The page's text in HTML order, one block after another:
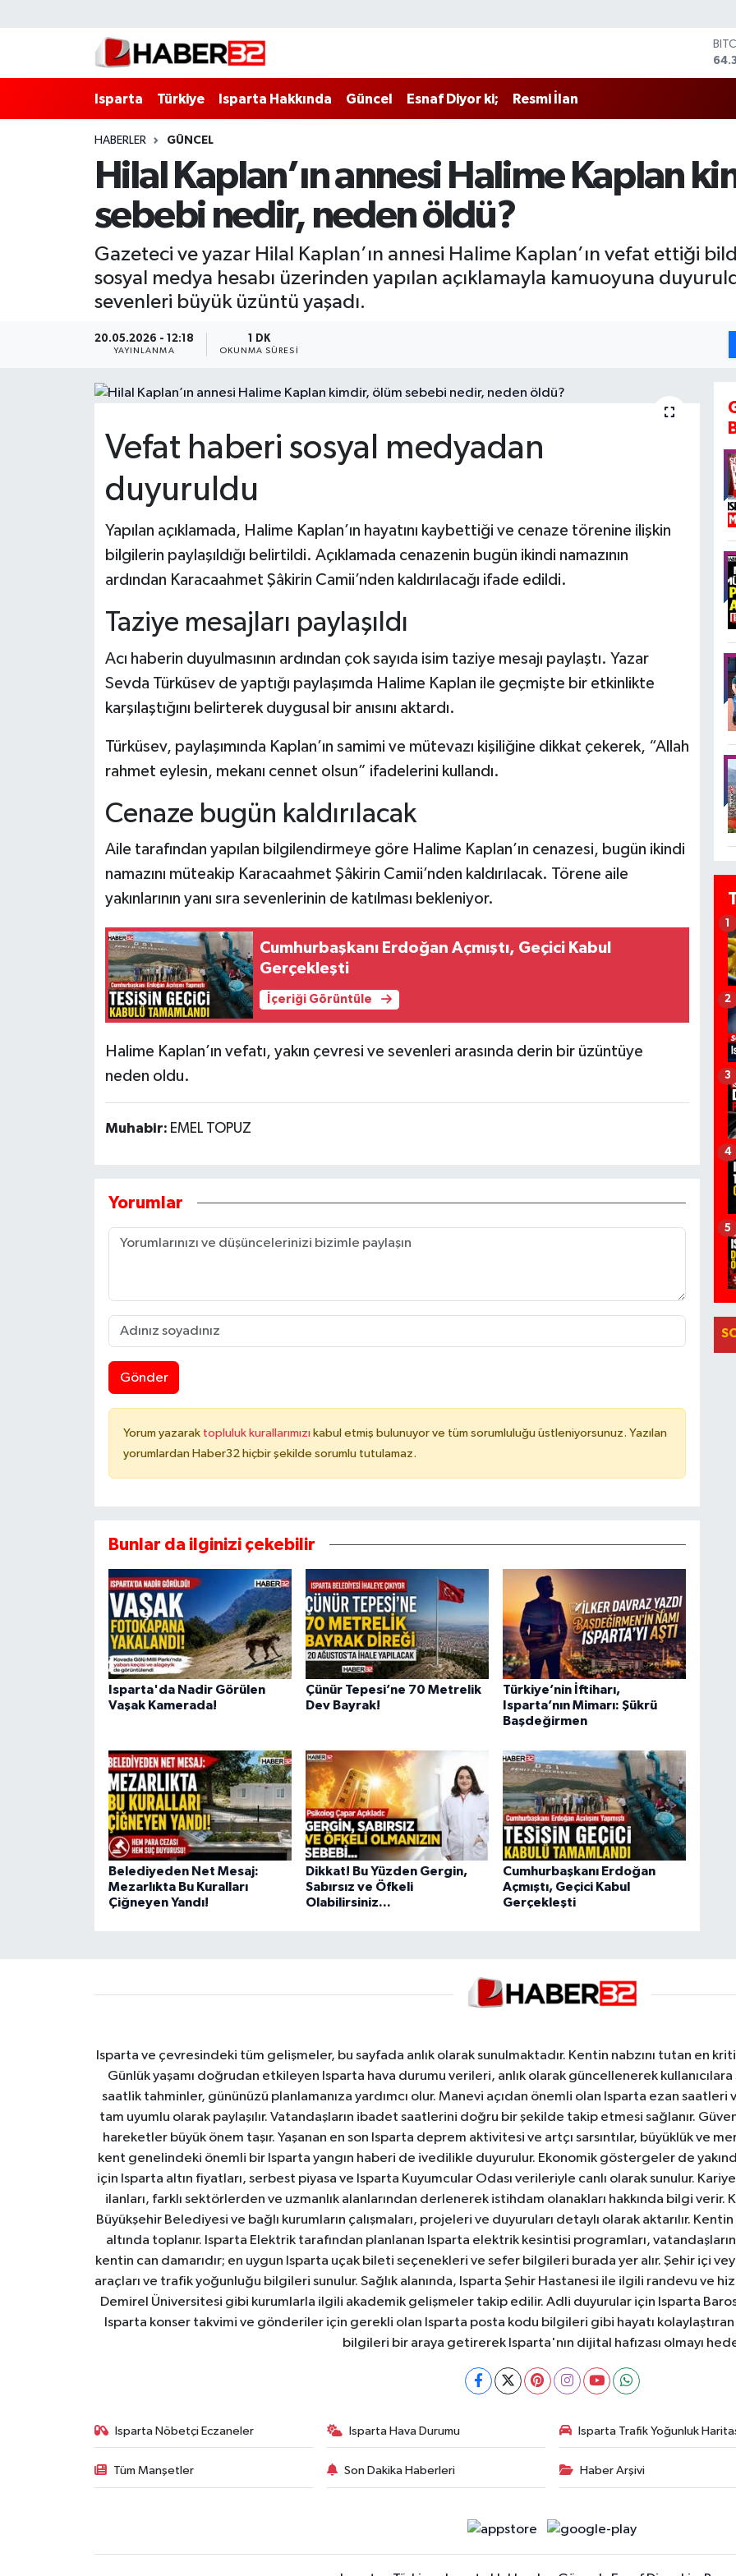
Isparta Türkiye Isparta Hakkında Güncel Esnaf Diyor ki; Resmi İlan
HABERLER GÜNCEL
Hilal Kaplan’ın annesi Halime Kaplan
sebebi nedir, neden öldü?
Gazeteci ve yazar Hilal Kaplan’ın annesi Halime Kaplan’ın vefat ettiği
sosyal medya hesabı üzerinden yapılan açıklamayla kamuoyuna
sevenleri büyük üzüntü yaşadı.
20.05.2026 - 12:18
YAYINLANMA
1 DK
OKUNMA SÜRESI
Vefat haberi sosyal medyadan
duyuruldu
Yapılan açıklamada, Halime Kaplan’ın hayatını kaybettiği ve cenaze törenine ilişkin
bilgilerin paylaşıldığı belirtildi. Açıklamada cenazenin bugün ikindi namazının
ardından Karacaahmet Şâkirin Camii’nden kaldırılacağı ifade edildi.
Taziye mesajları paylaşıldı
Acı haberin duyulmasının ardından çok sayıda isim taziye mesajı paylaştı. Yazar
Sevda Türküsev de yaptığı paylaşımda Halime Kaplan ile geçmişte bir etkinlikte
karşılaştığını belirterek duygusal bir anısını aktardı.
Türküsev, paylaşımında Kaplan’ın samimi ve mütevazı kişiliğine dikkat çekerek, “Allah
rahmet eylesin, mekanı cennet olsun” ifadelerini kullandı.
Cenaze bugün kaldırılacak
Aile tarafından yapılan bilgilendirmeye göre Halime Kaplan’ın cenazesi, bugün ikindi
namazını müteakip Karacaahmet Şâkirin Camii’nden kaldırılacak. Törene aile
yakınlarının yanı sıra sevenlerinin de katılması bekleniyor.
Cumhurbaşkanı Erdoğan Açmıştı, Geçici Kabul
Gerçekleşti
İçeriği Görüntüle
Halime Kaplan’ın vefatı, yakın çevresi ve sevenleri arasında derin bir üzüntüye
neden oldu.
Muhabir: EMEL TOPUZ
Yorumlar
Gönder
Yorum yazarak topluluk kurallarımızı kabul etmiş bulunuyor ve tüm sorumluluğu üstleniyorsunuz. Yazılan
yorumlardan Haber32 hiçbir şekilde sorumlu tutulamaz.
Bunlar da ilginizi çekebilir
Isparta'da Nadir Görülen
Vaşak Kamerada!
Çünür Tepesi’ne 70 Metrelik
Dev Bayrak!
Türkiye’nin İftiharı,
Isparta’nın Mimarı: Şükrü
Başdeğirmen
Belediyeden Net Mesaj:
Mezarlıkta Bu Kuralları
Çiğneyen Yandı!
Dikkat! Bu Yüzden Gergin,
Sabırsız ve Öfkeli
Olabilirsiniz...
Cumhurbaşkanı Erdoğan
Açmıştı, Geçici Kabul
Gerçekleşti
1
2
3
4
5
Isparta ve çevresindeki tüm gelişmeler, bu sayfada anlık olarak sunulmaktadır. Kentin nabzını tutan en
Günlük yaşamı doğrudan etkileyen Isparta hava durumu verileri, anlık olarak güncellenerek
saatlik tahminler, gününüzü planlamanıza yardımcı olur. Manevi açıdan önemli olan Isparta ezan
tam uyumlu olarak paylaşılır. Vatandaşların ibadet saatlerini doğru bir şekilde takip etmesi sağlanır.
hareketler büyük önem taşır. Yaşanan en son Isparta deprem aktivitesi ve artçı sarsıntılar, büyüklük ve
kent genelindeki önemli bir Isparta yangın haberi de ivedilikle duyurulur. Ekonomik göstergeler de
için Isparta altın fiyatları, serbest piyasa ve Isparta Kuyumcular Odası verileriyle canlı olarak sunulur.
ilanları, farklı sektörlerden ve uzmanlık alanlarından derlenerek istihdam olanakları hakkında bilgi verir.
Büyükşehir Belediyesi ve bağlı kurumların çalışmaları, projeleri ve duyuruları detaylı olarak aktarılır.
altında toplanır. Isparta Elektrik tarafından planlanan Isparta elektrik kesintisi programları,
kentin can damarıdır; en uygun Isparta uçak bileti seçenekleri ve sefer bilgileri burada yer alır. Şehir içi
araçları ve trafik yoğunluğu bilgileri sunulur. Sağlık alanında, Isparta Şehir Hastanesi ile ilgili randevu ve
Demirel Üniversitesi gibi kurumlarla ilgili akademik gelişmeler takip edilir. Adli duyurular için Isparta
Isparta konser takvimi ve gönderiler için gerekli olan Isparta posta kodu bilgileri gibi hayatı
bilgileri bir araya getirerek Isparta'nın dijital hafızası olmayı
Isparta Nöbetçi Eczaneler Isparta Hava Durumu Isparta Trafik Yoğunluk
Tüm Manşetler Son Dakika Haberleri Haber Arşivi
Isparta Hakkında
Esnaf Diyor ki;
BİLİM VE TEKNOLOJİ
HABERDE İNSAN
KÜLTÜR SANAT
MAGAZİN
Tarihi Yapılarımız
Teknoloji
Isparta Nöbetçi Eczaneler
Isparta Hava Durumu
Isparta Trafik Yoğunluk Haritası
Süper Lig Puan Durumu ve Fikstür
Tüm Manşetler
Son Dakika Haberleri